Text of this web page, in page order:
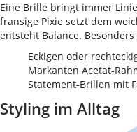
Eine Brille bringt immer
fransige Pixie setzt dem
entsteht Balance.
Eckigen oder
Markanten Acetat-
Statement-Brillen mit
Styling im Alltag